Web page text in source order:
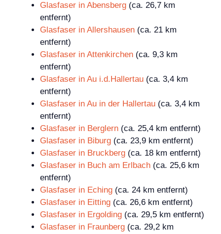
Glasfaser in Abensberg (ca. 26,7 km
entfernt)
Glasfaser in Allershausen (ca. 21 km
entfernt)
Glasfaser in Attenkirchen (ca. 9,3 km
entfernt)
Glasfaser in Au i.d.Hallertau (ca. 3,4 km
entfernt)
Glasfaser in Au in der Hallertau (ca. 3,4 km
entfernt)
Glasfaser in Berglern (ca. 25,4 km entfernt)
Glasfaser in Biburg (ca. 23,9 km entfernt)
Glasfaser in Bruckberg (ca. 18 km entfernt)
Glasfaser in Buch am Erlbach (ca. 25,6 km
entfernt)
Glasfaser in Eching (ca. 24 km entfernt)
Glasfaser in Eitting (ca. 26,6 km entfernt)
Glasfaser in Ergolding (ca. 29,5 km entfernt)
Glasfaser in Fraunberg (ca. 29,2 km